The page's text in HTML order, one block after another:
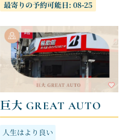
会員限定ギフト
最寄りの予約可能日: 08-25
巨大 GREAT AUTO
人生はより良い